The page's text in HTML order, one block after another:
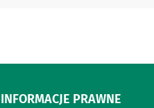
INFORMACJE PRAWNE